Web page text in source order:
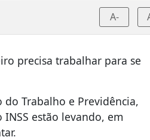
A-
precisa trabalhar para se
Trabalho e Previdência,
estão levando, em